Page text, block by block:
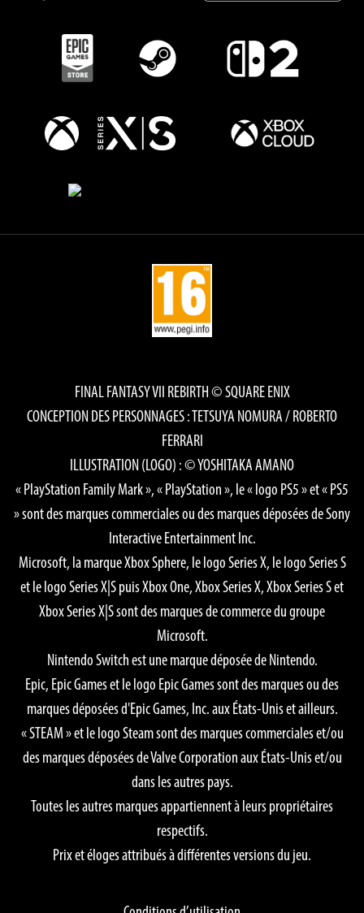
FINAL FANTASY VII REBIRTH © SQUARE ENIX
CONCEPTION DES PERSONNAGES : TETSUYA NOMURA / ROBERTO
FERRARI
ILLUSTRATION (LOGO) : © YOSHITAKA AMANO
« PlayStation Family Mark », « PlayStation », le « logo PS5 » et « PS5
» sont des marques commerciales ou des marques déposées de Sony
Interactive Entertainment Inc.
Microsoft, la marque Xbox Sphere, le logo Series X, le logo Series S
et le logo Series X|S puis Xbox One, Xbox Series X, Xbox Series S et
Xbox Series X|S sont des marques de commerce du groupe
Microsoft.
Nintendo Switch est une marque déposée de Nintendo.
Epic, Epic Games et le logo Epic Games sont des marques ou des
marques déposées d'Epic Games, Inc. aux États-Unis et ailleurs.
« STEAM » et le logo Steam sont des marques commerciales et/ou
des marques déposées de Valve Corporation aux États-Unis et/ou
dans les autres pays.
Toutes les autres marques appartiennent à leurs propriétaires
respectifs.
Prix et éloges attribués à différentes versions du jeu.